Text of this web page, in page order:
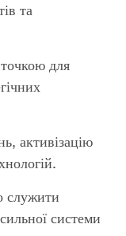
та
для
активізацію
служити
системи